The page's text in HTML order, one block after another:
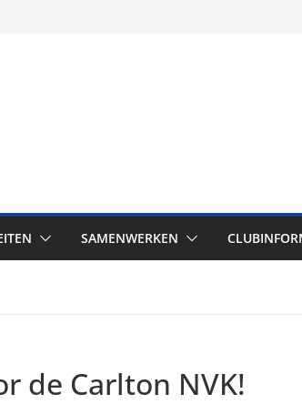
SAMENWERKEN
de Carlton NVK!